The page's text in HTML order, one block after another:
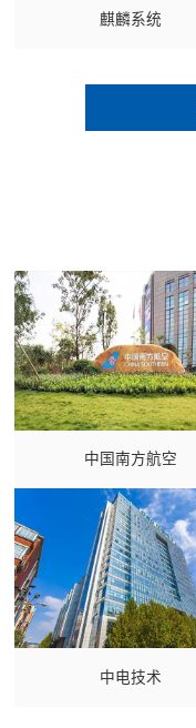
麒麟系统
中国南方航空
中电技术